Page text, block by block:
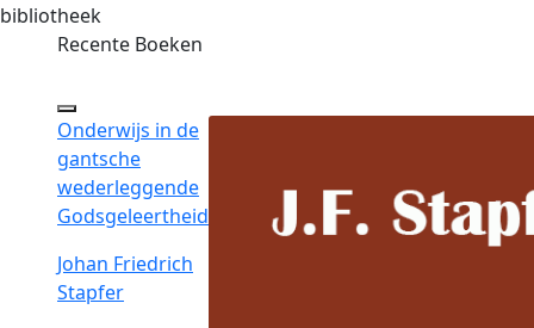
bibliotheek
Recente Boeken
Onderwijs in de
gantsche
wederleggende
Godsgeleertheid
Johan Friedrich
Stapfer